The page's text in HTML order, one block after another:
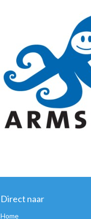
Direct naar
Home